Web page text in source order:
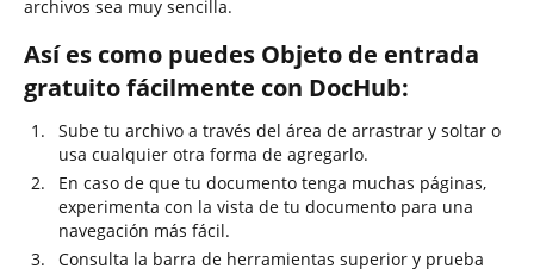
archivos sea muy sencilla.
Así es como puedes Objeto de entrada
gratuito fácilmente con DocHub:
Sube tu archivo a través del área de arrastrar y soltar o
usa cualquier otra forma de agregarlo.
En caso de que tu documento tenga muchas páginas,
experimenta con la vista de tu documento para una
navegación más fácil.
Consulta la barra de herramientas superior y prueba